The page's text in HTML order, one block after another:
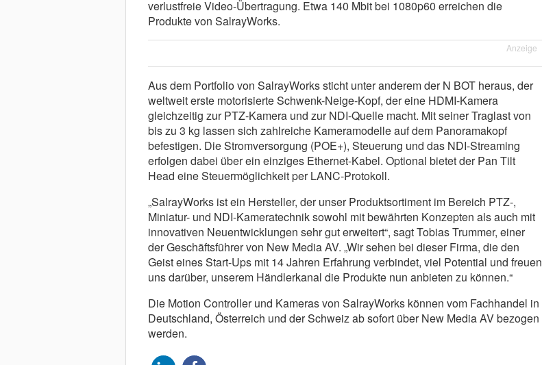
verlustfreie Video-Übertragung. Etwa 140 Mbit bei 1080p60 erreichen die
Produkte von SalrayWorks.
Anzeige
Aus dem Portfolio von SalrayWorks sticht unter anderem der N BOT heraus, der
weltweit erste motorisierte Schwenk-Neige-Kopf, der eine HDMI-Kamera
gleichzeitig zur PTZ-Kamera und zur NDI-Quelle macht. Mit seiner Traglast von
bis zu 3 kg lassen sich zahlreiche Kameramodelle auf dem Panoramakopf
befestigen. Die Stromversorgung (POE+), Steuerung und das NDI-Streaming
erfolgen dabei über ein einziges Ethernet-Kabel. Optional bietet der Pan Tilt
Head eine Steuermöglichkeit per LANC-Protokoll.
„SalrayWorks ist ein Hersteller, der unser Produktsortiment im Bereich PTZ-,
Miniatur- und NDI-Kameratechnik sowohl mit bewährten Konzepten als auch mit
innovativen Neuentwicklungen sehr gut erweitert“, sagt Tobias Trummer, einer
der Geschäftsführer von New Media AV. „Wir sehen bei dieser Firma, die den
Geist eines Start-Ups mit 14 Jahren Erfahrung verbindet, viel Potential und freuen
uns darüber, unserem Händlerkanal die Produkte nun anbieten zu können.“
Die Motion Controller und Kameras von SalrayWorks können vom Fachhandel in
Deutschland, Österreich und der Schweiz ab sofort über New Media AV bezogen
werden.